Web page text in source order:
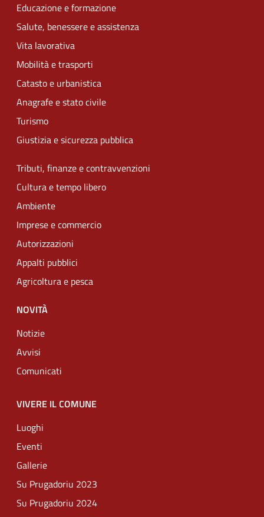
Educazione e formazione
Salute, benessere e assistenza
Vita lavorativa
Mobilità e trasporti
Catasto e urbanistica
Anagrafe e stato civile
Turismo
Giustizia e sicurezza pubblica
Tributi, finanze e contravvenzioni
Cultura e tempo libero
Ambiente
Imprese e commercio
Autorizzazioni
Appalti pubblici
Agricoltura e pesca
NOVITÀ
Notizie
Avvisi
Comunicati
VIVERE IL COMUNE
Luoghi
Eventi
Gallerie
Su Prugadoriu 2023
Su Prugadoriu 2024